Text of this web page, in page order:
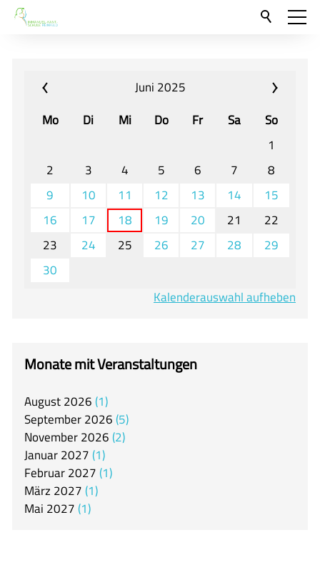
Neu hier?
Für Eltern und Schüler
Veranstaltungen und Termine
Unser Unterricht - Fachcurricula
Unsere Konzepte
Downloads
Unter-, Mittel und Oberstufe
Offener Ganztag
Mensa
Unsere Schulgemeinschaft
Kontakt
🇬🇧
Juni 2025
Mo
Di Mi Do Fr Sa
So
1
2
3 4 5 6 7
8
9
10 11 12 13 14
15
16
17 18 19 20 21
22
23
24 25 26 27 28
29
30
Kalenderauswahl aufheben
Monate mit Veranstaltungen
August2026 1
September2026 5
November2026 2
Januar2027 1
Februar2027 1
März 2027 1
Mai 2027 1